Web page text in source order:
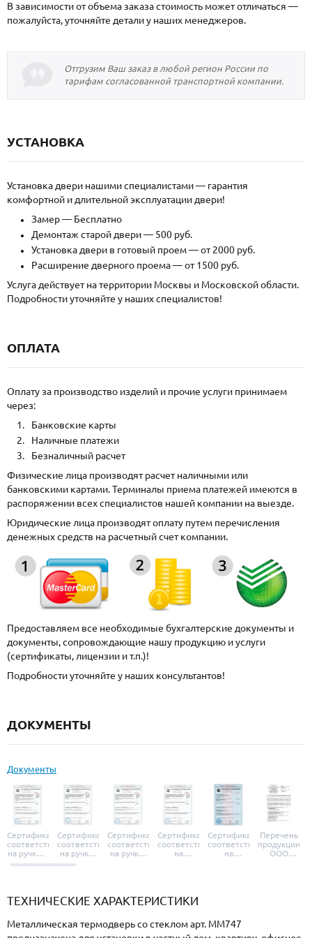
В зависимости от объема заказа стоимость может отличаться —
пожалуйста, уточняйте детали у наших менеджеров.
Отгрузим Ваш заказ в любой регион России по
тарифам согласованной транспортной компании.
УСТАНОВКА
Установка двери нашими специалистами — гарантия
комфортной и длительной эксплуатации двери!
Замер — Бесплатно
Демонтаж старой двери — 500 руб.
Установка двери в готовый проем — от 2000 руб.
Расширение дверного проема — от 1500 руб.
Услуга действует на территории Москвы и Московской области.
Подробности уточняйте у наших специалистов!
ОПЛАТА
Оплату за производство изделий и прочие услуги принимаем
через:
Банковские карты
Наличные платежи
Безналичный расчет
Физические лица производят расчет наличными или
банковскими картами. Терминалы приема платежей имеются в
распоряжении всех специалистов нашей компании на выезде.
Юридические лица производят оплату путем перечисления
денежных средств на расчетный счет компании.
Предоставляем все необходимые бухгалтерские документы и
документы, сопровождающие нашу продукцию и услуги
(сертификаты, лицензии и т.п.)!
Подробности уточняйте у наших консультантов!
ДОКУМЕНТЫ
Документы
Сертификат
соответствия
на ручки и
броненакладки
Сертификат
соответствия
на ручки-
защелки
Сертификат
соответствия
на ручки-
Сертификат
соответствия
на
Сертификат
соответствия
на
Перечень
продукции
ООО
ТЕХНИЧЕСКИЕ ХАРАКТЕРИСТИКИ
Металлическая термодверь со стеклом арт. ММ747